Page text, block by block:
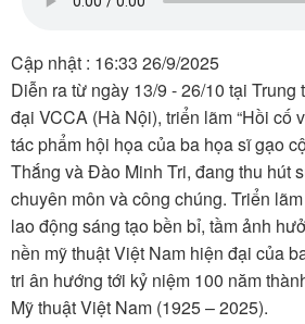
Thiếu nhi
Kết nối VOV6
TÌM KIẾM
Vận hành bởi QI Corp
Cập nhật : 16:33 26/9/2025
Diễn ra từ ngày 13/9 - 26/10 tại
đại VCCA (Hà Nội), triển lãm “Hồi cố
tác phẩm hội họa của ba họa sĩ gạo
Thắng và Đào Minh Tri, đang thu hút
chuyên môn và công chúng. Triển
lao động sáng tạo bền bỉ, tầm ảnh
nền mỹ thuật Việt Nam hiện đại của
tri ân hướng tới kỷ niệm 100 năm
Mỹ thuật Việt Nam (1925 – 2025).